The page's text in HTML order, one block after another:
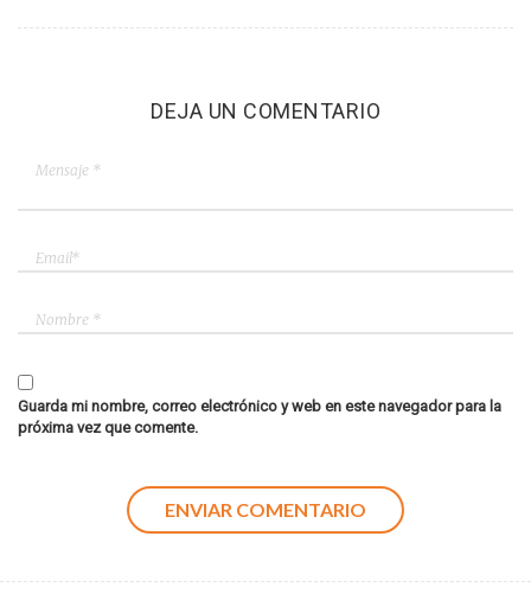
DEJA UN COMENTARIO
Guarda mi nombre, correo electrónico y web en este navegador para la
próxima vez que comente.